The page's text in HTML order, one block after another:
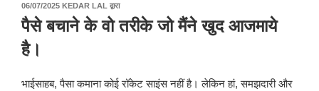
06/07/2025 पर
प्रकाशित
किया
KEDAR LAL द्वारा
पैसे बचाने के वो तरीके जो मैंने खुद आजमाये
है।
भाईसाहब, पैसा कमाना कोई रॉकेट साइंस नहीं है। लेकिन हां, समझदारी और